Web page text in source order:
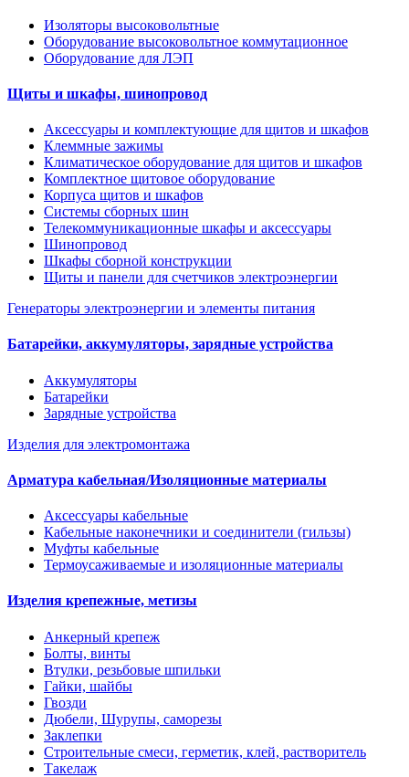
Изоляторы высоковольтные
Оборудование высоковольтное коммутационное
Оборудование для ЛЭП
Щиты и шкафы, шинопровод
Аксессуары и комплектующие для щитов и шкафов
Клеммные зажимы
Климатическое оборудование для щитов и шкафов
Комплектное щитовое оборудование
Корпуса щитов и шкафов
Системы сборных шин
Телекоммуникационные шкафы и аксессуары
Шинопровод
Шкафы сборной конструкции
Щиты и панели для счетчиков электроэнергии
Генераторы электроэнергии и элементы питания
Батарейки, аккумуляторы, зарядные устройства
Аккумуляторы
Батарейки
Зарядные устройства
Изделия для электромонтажа
Арматура кабельная/Изоляционные материалы
Аксессуары кабельные
Кабельные наконечники и соединители (гильзы)
Муфты кабельные
Термоусаживаемые и изоляционные материалы
Изделия крепежные, метизы
Анкерный крепеж
Болты, винты
Втулки, резьбовые шпильки
Гайки, шайбы
Гвозди
Дюбели, Шурупы, саморезы
Заклепки
Строительные смеси, герметик, клей, растворитель
Такелаж